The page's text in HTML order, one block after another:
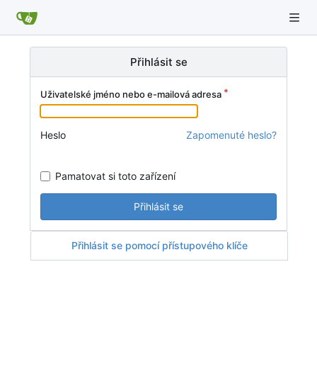
Přihlásit se
Uživatelské jméno nebo e-mailová adresa
Heslo Zapomenuté heslo?
Pamatovat si toto zařízení
Přihlásit se
Přihlásit se pomocí přístupového klíče